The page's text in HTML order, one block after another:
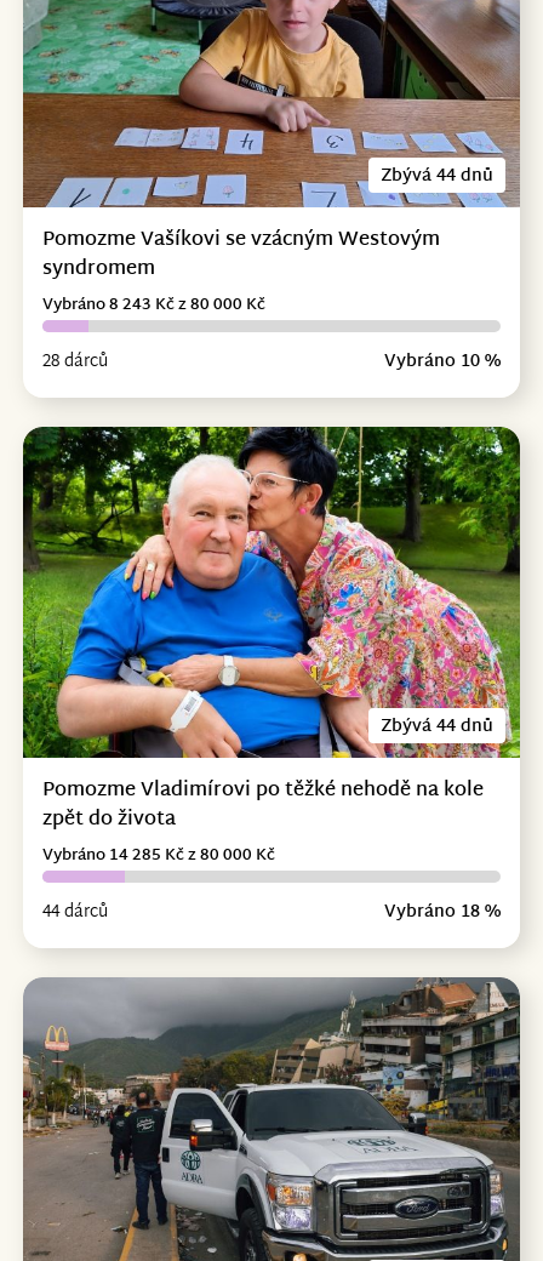
Zbývá 44 dnů
Pomozme Vašíkovi se vzácným Westovým
syndromem
28 dárců Vybráno 10 %
Vybráno 8 243 Kč z 80 000 Kč
Zbývá 44 dnů
Pomozme Vladimírovi po těžké nehodě na kole
zpět do života
44 dárců Vybráno 18 %
Vybráno 14 285 Kč z 80 000 Kč